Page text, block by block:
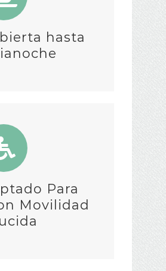
hasta
Para
Movilidad